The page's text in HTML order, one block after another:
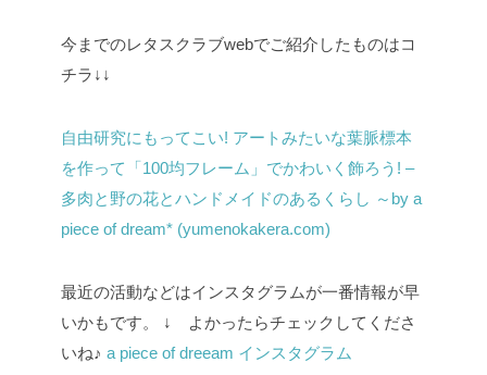
今までのレタスクラブwebでご紹介したものはコ
チラ↓↓
自由研究にもってこい! アートみたいな葉脈標本
を作って「100均フレーム」でかわいく飾ろう! –
多肉と野の花とハンドメイドのあるくらし ～by a
piece of dream* (yumenokakera.com)
最近の活動などはインスタグラムが一番情報が早
いかもです。
↓ よかったらチェックしてくださ
いね♪ a piece of dreeam インスタグラム